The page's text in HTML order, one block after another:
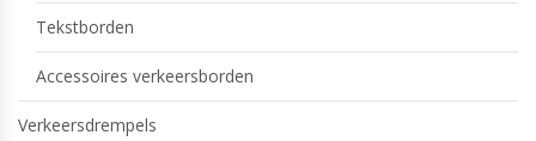
Tekstborden
Accessoires verkeersborden
Verkeersdrempels